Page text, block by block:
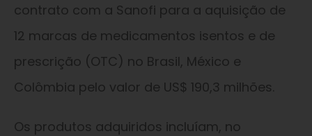
contrato com a Sanofi para a aquisição de
12 marcas de medicamentos isentos e de
prescrição (OTC) no Brasil, México e
Colômbia pelo valor de US$ 190,3 milhões.
Os produtos adquiridos incluíam, no